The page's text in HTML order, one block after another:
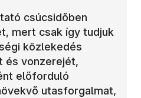
csúcsidőben
mert csak így tudjuk
közlekedés
és vonzerejét,
előforduló
utasforgalmat,